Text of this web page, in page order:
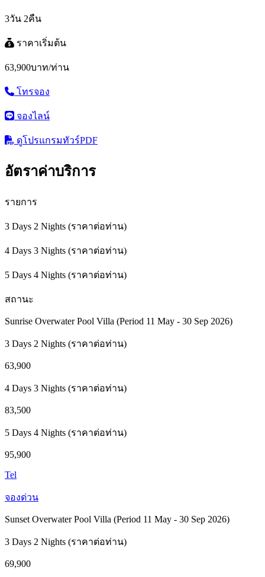
3วัน 2คืน
ราคาเริ่มต้น
63,900บาท/ท่าน
โทรจอง
จองไลน์
ดูโปรแกรมทัวร์PDF
อัตราค่าบริการ
รายการ
3 Days 2 Nights (ราคาต่อท่าน)
4 Days 3 Nights (ราคาต่อท่าน)
5 Days 4 Nights (ราคาต่อท่าน)
สถานะ
Sunrise Overwater Pool Villa (Period 11 May - 30 Sep 2026)
3 Days 2 Nights (ราคาต่อท่าน)
63,900
4 Days 3 Nights (ราคาต่อท่าน)
83,500
5 Days 4 Nights (ราคาต่อท่าน)
95,900
Tel
จองด่วน
Sunset Overwater Pool Villa (Period 11 May - 30 Sep 2026)
3 Days 2 Nights (ราคาต่อท่าน)
69,900